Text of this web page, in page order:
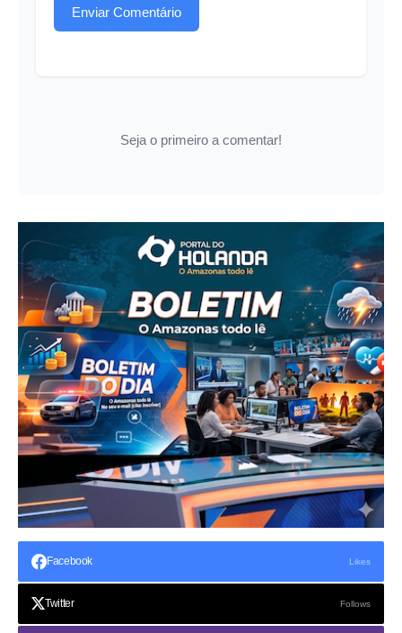
Enviar Comentário
Seja o primeiro a comentar!
Facebook Likes
Twitter Follows